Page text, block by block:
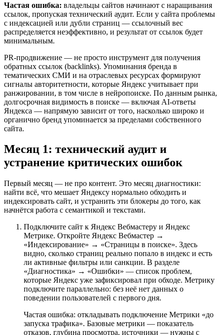
Частая ошибка: владельцы сайтов начинают с наращивания
ссылок, пропуская технический аудит. Если у сайта проблемы
с индексацией или дубли страниц — ссылочный вес
распределяется неэффективно, и результат от ссылок будет
минимальным.
PR-продвижение — не просто инструмент для получения
обратных ссылок (backlinks). Упоминания бренда в
тематических СМИ и на отраслевых ресурсах формируют
сигналы авторитетности, которые Яндекс учитывает при
ранжировании, в том числе в нейропоиске. По данным рынка,
долгосрочная видимость в поиске — включая AI-ответы
Яндекса — напрямую зависит от того, насколько широко и
органично бренд упоминается за пределами собственного
сайта.
Месяц 1: технический аудит и
устранение критических ошибок
Первый месяц — не про контент. Это месяц диагностики:
найти всё, что мешает Яндексу нормально обходить и
индексировать сайт, и устранить эти блокеры до того, как
начнётся работа с семантикой и текстами.
Подключите сайт к Яндекс Вебмастеру и Яндекс
Метрике. Откройте Яндекс Вебмастер →
«Индексирование» → «Страницы в поиске». Здесь
видно, сколько страниц реально попало в индекс и есть
ли активные фильтры или санкции. В разделе
«Диагностика» → «Ошибки» — список проблем,
которые Яндекс уже зафиксировал при обходе. Метрику
подключите параллельно: без неё нет данных о
поведении пользователей с первого дня.
Частая ошибка: откладывать подключение Метрики «до
запуска трафика». Базовые метрики — показатель
отказов, глубина просмотра, источники — нужны с